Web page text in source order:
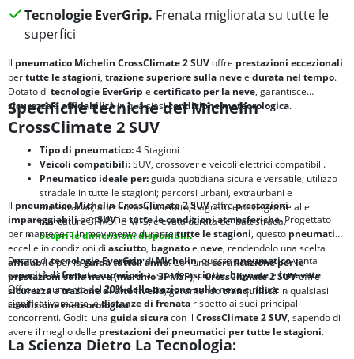
Tecnologie EverGrip. Frenata migliorata su tutte le
superfici
Il pneumatico Michelin CrossClimate 2 SUVoffre prestazioni eccezionali
pertutte le stagioni, trazione superiore sulla nevee durata nel tempo.
Dotato di tecnologie EverGrip e certificato per la neve, garantisce
sicurezzaeaffidabilitàin qualsiasicondizione meteorologica.
Specifiche tecniche del Michelin
CrossClimate 2 SUV
Tipo di pneumatico:4 Stagioni
Veicoli compatibili:SUV, crossover e veicoli elettrici compatibili.
Pneumatico ideale per:guida quotidiana sicura e versatile; utilizzo
stradale in tutte le stagioni; percorsi urbani, extraurbani e
autostradali; aderenza su asciutto, bagnato e neve grazie alle
marcature 3PMSF e M+S; elevata durata del battistrada.
Scopri le dimensioni disponibili.
Il pneumatico Michelin CrossClimate 2 SUVoffreprestazioni
impareggiabiliperSUVintutte le condizioni atmosferiche. Progettato
per mantenerti in movimento durantetutte le stagioni, questo pneumatico
eccelle in condizioni di asciutto, bagnatoe neve, rendendolo una scelta
affidabileper laguida tutto l'anno. Con unacertificazione per le
prestazioni sulla neve (marchio 3PMSF), ilCrossClimate 2 SUVoffre
sicurezzaetrazione di alto livello, garantendotranquillitàin qualsiasi
condizione meteorologica.
Dotato ditecnologie EverGripdiMichelin, questopneumaticovanta
capacità di frenata superiorisu stradeasciutte,bagnateeinnevate.
Offre un aumento del20% della trazione sulla nevee riduce
significativamente ledistanze di frenata rispetto ai suoi principali
concorrenti. Goditi una guida sicuracon il CrossClimate 2 SUV, sapendo di
avere il meglio delle prestazioni dei pneumatici per tutte le stagioni.
La Scienza Dietro La Tecnologia: